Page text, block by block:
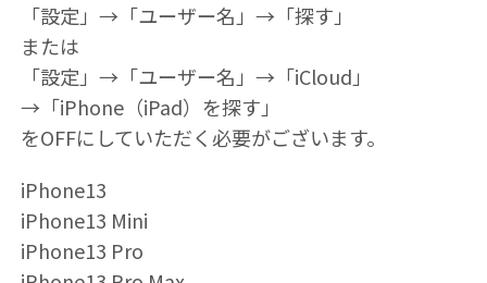
「設定」→「ユーザー名」→「探す」
または
「設定」→「ユーザー名」→「iCloud」
→「iPhone（iPad）を探す」
をOFFにしていただく必要がございます。
iPhone13
iPhone13 Mini
iPhone13 Pro